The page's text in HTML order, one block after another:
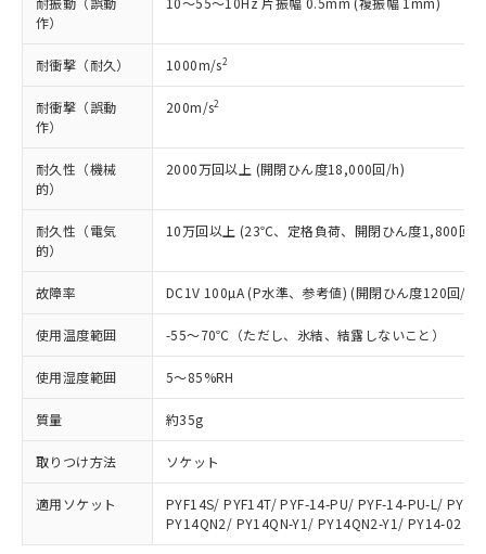
作）
耐衝撃（耐久） 1000m/s2
耐衝撃（誤動
作）
200m/s2
耐久性（機械
的）
2000万回以上 (開閉ひん度18,000回/h)
耐久性（電気
的）
10万回以上 (23℃、定格負荷、開閉ひん度1,800回/
故障率 DC1V 100µA (P水準、参考値) (開閉ひん度120回/
使用温度範囲 -55～70℃（ただし、氷結、結露しないこと）
使用湿度範囲 5～85%RH
質量 約35g
取りつけ方法 ソケット
適用ソケット
PYF14S/ PYF14T/ PYF-14-PU/ PYF-14-PU-L/
PY14QN2/ PY14QN-Y1/ PY14QN2-Y1/ PY14-02
タに基づき作成されるものであり、閲
覧された時点での実際の在庫および標
準価格とは異なる場合があることをご
了承ください。
正式な納期状況および標準価格はお客
ムロン制御機器販売店・当社販売員に
ご相談ください。
点は「 販売ネットワーク
」をご確認
在庫状況および標準価格結果を当社の
事前の承諾なく第三者に漏洩または開
示しないようお願いします。
マイパーツ機能（部品リスト作成サー
ビス）をご利用いただくには、I-Web
メンバーズにご登録されている必要が
あります。
お客様が当ウェブサイト上で当社にご
登録された部品リストについて、当社
および当社の共同利用者が、当社の製
品・サービスに関するお客様との取
引・商談に必要な範囲で利用すること
をご了承ください。
*EU RoHS指令（10物質）：
ミウム(Cd) 100ppm以下、
六価クロム(Cr(Ⅵ)) 1000ppm以下、ポリ臭化ビフェニル
類(PBB) 1000ppm以下、ポリ臭化ジフェニルエーテル類
(PBDE) 1000ppm以下、フタル酸ビス(2-エチルヘキシ
ル) (DEHP)(別名：DOP) 1000ppm以下、フタル酸ブチ
(DIBP) 1000ppm以下
但し、RoHS指令で産業用監視および制御機器に対する
※2 対応予定月
部品在庫の切り替え状況などにより、予定
月が前後することがあります。
※3 非含有証明書ダウンロード
下記の非含有証明書をダウンロードするこ
とができます。
Pb(鉛) :1000ppm、 Hg(水銀) : 1000ppm、 Cd(カドミウ
ム) : 100ppm、
Cr(Ⅵ)(六価クロム) : 1000ppm、 PBBs(ポリ臭化ビフェ
ニル類) : 1000ppm、 PBDEs(ポリ臭化ジフェニルエーテ
ル類) : 1000ppm、
DEHP(フタル酸ビス(2-エチルヘキシル)) : 1000ppm
※2 環境保護使用期限
「ｅ」：有害物質（10物質）のすべてが基
準値以下であることを示します。
「10」：通常の使用状況下において有害物
質が外部に漏えいし、環境に深刻な影響を
及ぼさない年数を意味します。
「－」：未確認です。当社販売部門へお問
い合わせください。
または国外への提供する場合は、日本
可)を取得するなどの必要な手続きを
とります。
当社は規制貨物を破棄する場合は、完
いよう必要な手段を講じます。
当社は貴社製品を、核兵器、ミサイ
武器並びにこれらの製造装置等に一切
使用いたしません。
場合は、上記1、2および3の内容を当
該第三者に通知します。また当社は、
販売先および販売に係わる関係者が違
法に輸出するおそれがある場合は、取
り引きをいたしません。
合意する キャンセル
一定数以上の在庫あり
一定数には満たないが在庫あり
いては、お客様のお取引先、ま
たはお客様担当のオムロン制御
機器販売店・当社販売員にご確
認ください)
空
受注生産機種、また在庫状況の
情報を公開していない機種